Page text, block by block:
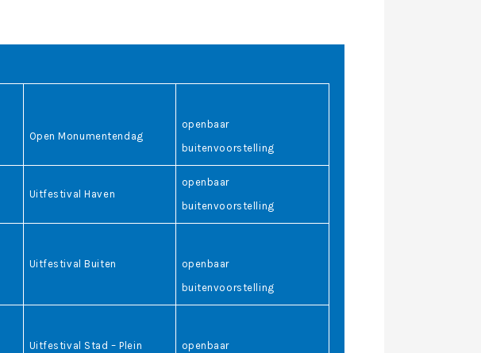
Open Monumentendag
openbaar
buitenvoorstelling
Uitfestival Haven
openbaar
buitenvoorstelling
Uitfestival Buiten
openbaar
buitenvoorstelling
Uitfestival Stad – Plein
openbaar